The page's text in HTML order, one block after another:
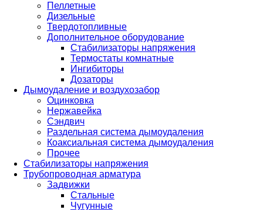
Пеллетные
Дизельные
Твердотопливные
Дополнительное оборудование
Стабилизаторы напряжения
Термостаты комнатные
Ингибиторы
Дозаторы
Дымоудаление и воздухозабор
Оцинковка
Нержавейка
Сэндвич
Раздельная система дымоудаления
Коаксиальная система дымоудаления
Прочее
Стабилизаторы напряжения
Трубопроводная арматура
Задвижки
Стальные
Чугунные